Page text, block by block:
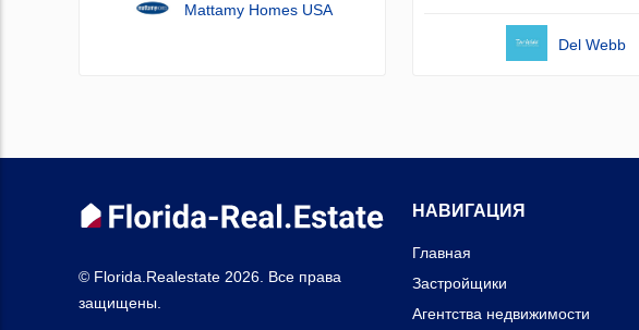
Mattamy Homes USA
Del Webb
© Florida.Realestate 2026. Все права
защищены.
НАВИГАЦИЯ
Главная
Застройщики
Агентства недвижимости